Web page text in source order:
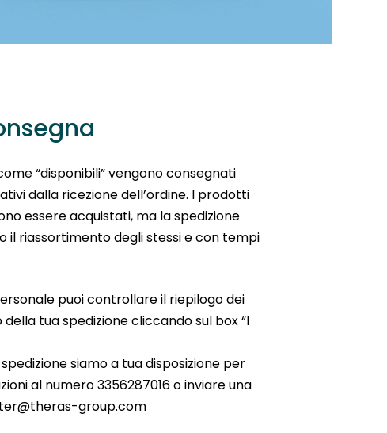
“disponibili” vengono consegnati
dalla ricezione dell’ordine. I prodotti
essere acquistati, ma la spedizione
il riassortimento degli stessi e con tempi
puoi controllare il riepilogo dei
tua spedizione cliccando sul box “I
siamo a tua disposizione per
al numero 3356287016 o inviare una
group.com